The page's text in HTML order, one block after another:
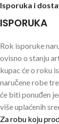
Isporuka i
ISPORUKA
Rok isporuke
ovisno o stanju
kupac će o roku
naručene robe
će biti ponuđen
više uplaćenih
Za robu koju